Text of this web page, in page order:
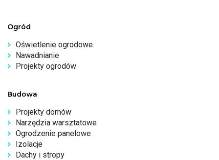
Ogród
Oświetlenie ogrodowe
Nawadnianie
Projekty ogrodów
Budowa
Projekty domów
Narzędzia warsztatowe
Ogrodzenie panelowe
Izolacje
Dachy i stropy